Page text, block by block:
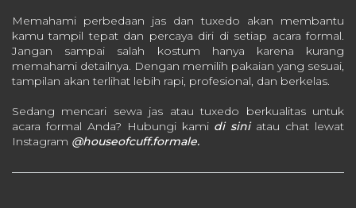
Memahami perbedaan jas dan tuxedo akan membantu
kamu tampil tepat dan percaya diri di setiap acara formal.
Jangan sampai salah kostum hanya karena kurang
memahami detailnya. Dengan memilih pakaian yang sesuai,
tampilan akan terlihat lebih rapi, profesional, dan berkelas.
Sedang mencari sewa jas atau tuxedo berkualitas untuk
acara formal Anda? Hubungi kami di siniatau chat lewat
Instagram @houseofcuff.formale.